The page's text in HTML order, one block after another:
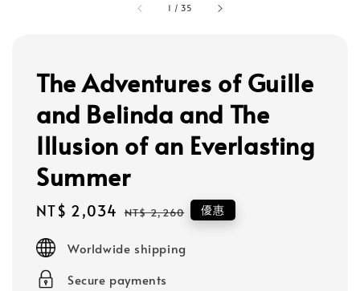
1 /35
The Adventures of Guille
and Belinda and The
Illusion of an Everlasting
Summer
Sale
NT$ 2,034 Regular
NT$ 2,260 優惠
Worldwide shipping
Secure payments